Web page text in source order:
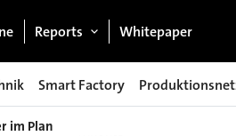
Reports Whitepaper
Smart Factory
im Plan